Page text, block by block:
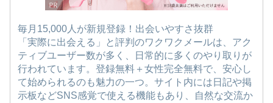
毎月15,000人が新規登録！出会いやすさ抜群
「実際に出会える」と評判のワクワクメールは、アク
ティブユーザー数が多く、日常的に多くのやり取りが
行われています。登録無料＋女性完全無料で、安心し
て始められるのも魅力の一つ。サイト内には日記や掲
示板などSNS感覚で使える機能もあり、自然な交流か